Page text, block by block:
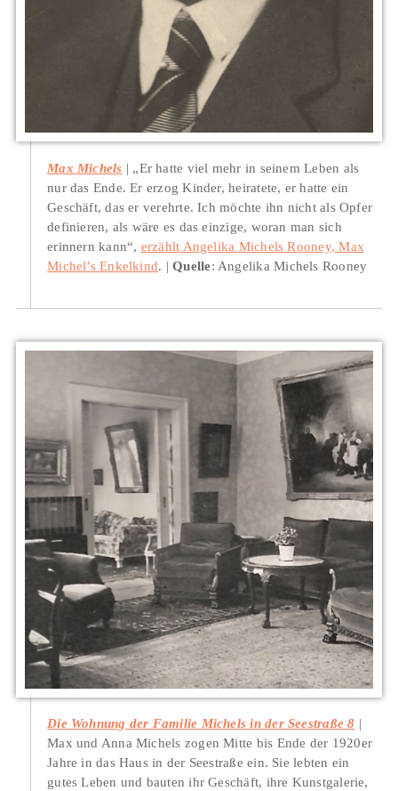
Max Michels
„Er hatte viel mehr in seinem Leben als
nur das Ende. Er erzog Kinder, heiratete, er hatte ein
Geschäft, das er verehrte. Ich möchte ihn nicht als Opfer
definieren, als wäre es das einzige, woran man sich
erinnern kann“, erzählt Angelika Michels Rooney, Max
Michel’s Enkelkind. Quelle: Angelika Michels Rooney
Die Wohnung der Familie Michels in der Seestraße 8
Max und Anna Michels zogen Mitte bis Ende der 1920er
Jahre in das Haus in der Seestraße ein. Sie lebten ein
gutes Leben und bauten ihr Geschäft, ihre Kunstgalerie,